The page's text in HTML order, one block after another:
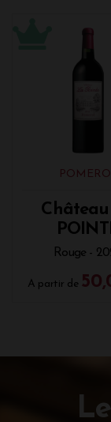
Rouge -
A partir de